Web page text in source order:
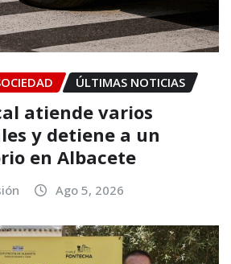
ÚLTIMAS NOTICIAS
atiende varios
y detiene a un
en Albacete
Ago 5, 2026